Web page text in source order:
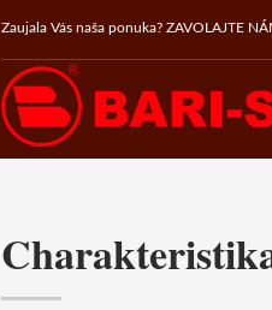
CATEGORIES
Deň matiek
Nezaradené
Freshener
Zaujala Vás naša ponuka? ZAVOLAJTE